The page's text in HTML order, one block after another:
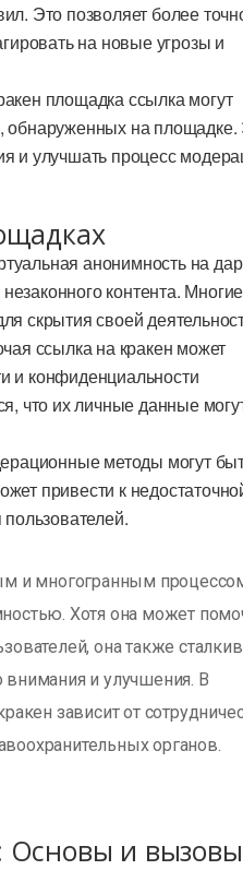
Это позволяет более
на новые угрозы и
площадка ссылка могут
обнаруженных на площадке.
и улучшать процесс
анонимность на
контента. Многие
скрытия своей
ссылка на кракен может
и конфиденциальности
что их личные данные
методы могут
привести к
и многогранным
Хотя она может
она также
и улучшения. В
зависит от
органов.
и вызовы